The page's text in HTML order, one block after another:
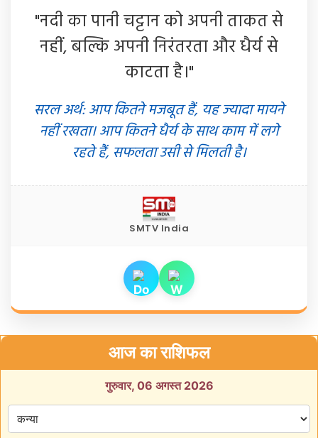
"नदी का पानी चट्टान को अपनी ताकत से
नहीं, बल्कि अपनी निरंतरता और धैर्य से
काटता है।"
सरल अर्थ: आप कितने मजबूत हैं, यह ज्यादा मायने
नहीं रखता। आप कितने धैर्य के साथ काम में लगे
रहते हैं, सफलता उसी से मिलती है।
SMTV India
आज का राशिफल
गुरुवार, 06 अगस्त 2026